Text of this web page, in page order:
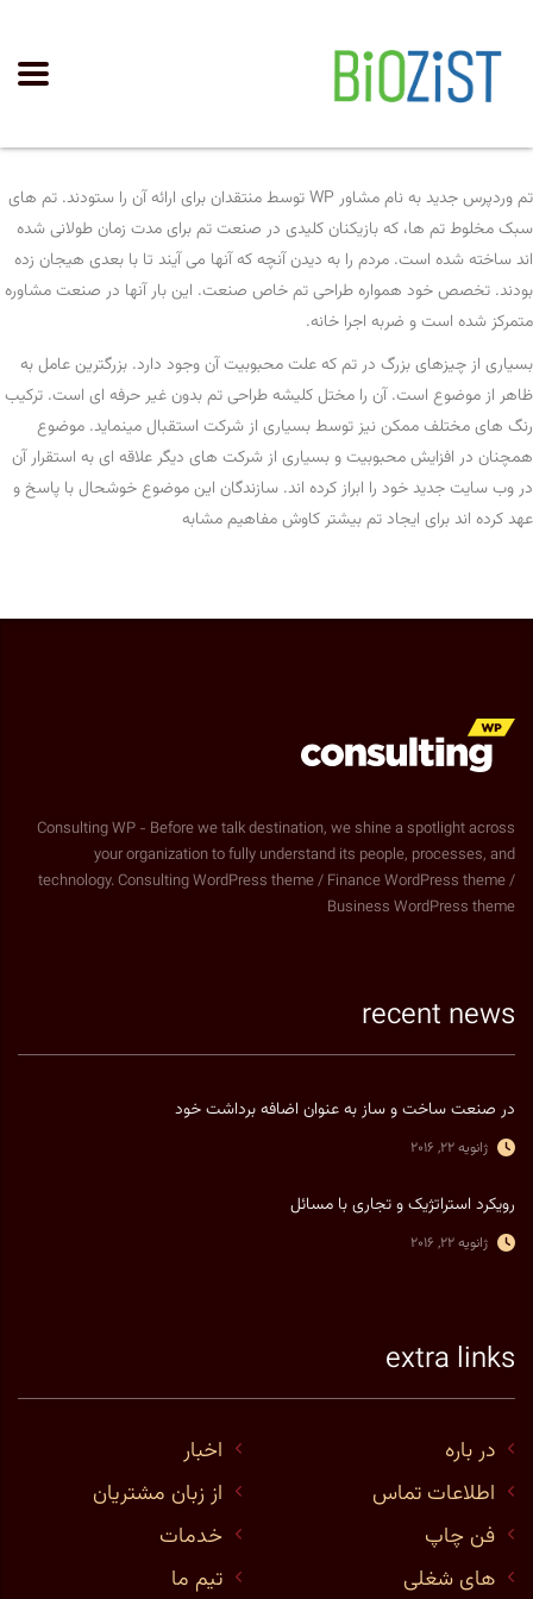
تم وردپرس جدید به نام مشاور WP توسط منتقدان برای ارائه آن را ستودند. تم های
سبک مخلوط تم ها، که بازیکنان کلیدی در صنعت تم برای مدت زمان طولانی شده
اند ساخته شده است. مردم را به دیدن آنچه که آنها می آیند تا با بعدی هیجان زده
بودند. تخصص خود همواره طراحی تم خاص صنعت. این بار آنها در صنعت مشاوره
متمرکز شده است و ضربه اجرا خانه.
بسیاری از چیزهای بزرگ در تم که علت محبوبیت آن وجود دارد. بزرگترین عامل به
ظاهر از موضوع است. آن را مختل کلیشه طراحی تم بدون غیر حرفه ای است. ترکیب
رنگ های مختلف ممکن نیز توسط بسیاری از شرکت استقبال مینماید. موضوع
همچنان در افزایش محبوبیت و بسیاری از شرکت های دیگر علاقه ای به استقرار آن
در وب سایت جدید خود را ابراز کرده اند. سازندگان این موضوع خوشحال با پاسخ و
عهد کرده اند برای ایجاد تم بیشتر کاوش مفاهیم مشابه
Consulting WP - Before we talk destination, we shine a spotlight across
your organization to fully understand its people, processes, and
technology. Consulting WordPress theme / Finance WordPress theme /
Business WordPress theme
recent news
در صنعت ساخت و ساز به عنوان اضافه برداشت خود
ژانویه 22, 2016
رویکرد استراتژیک و تجاری با مسائل
ژانویه 22, 2016
extra links
در باره
اخبار
اطلاعات تماس
از زبان مشتریان
فن چاپ
خدمات
های شغلی
تیم ما